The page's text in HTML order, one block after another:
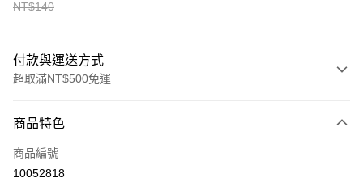
NT$140
付款與運送方式
超取滿NT$500免運
信用卡一次付款
超商取貨付款
商品特色
商品編號
10052818